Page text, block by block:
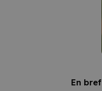
En bref